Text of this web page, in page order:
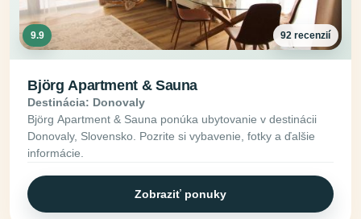
9.9 92 recenzií
Björg Apartment & Sauna
Destinácia: Donovaly
Björg Apartment & Sauna ponúka ubytovanie v destinácii
Donovaly, Slovensko. Pozrite si vybavenie, fotky a ďalšie
informácie.
Zobraziť ponuky